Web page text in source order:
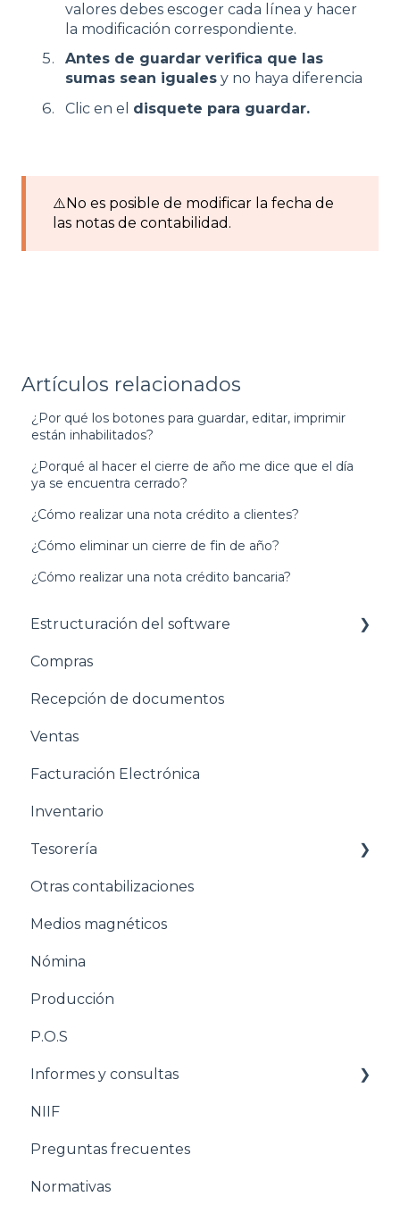
valores debes escoger cada línea y hacer
la modificación correspondiente.
Antes de guardar verifica que las
sumas sean iguales y no haya diferencia
Clic en el disquete para guardar.
⚠️No es posible de modificar la fecha de
las notas de contabilidad.
Artículos relacionados
¿Por qué los botones para guardar, editar, imprimir
están inhabilitados?
¿Porqué al hacer el cierre de año me dice que el día
ya se encuentra cerrado?
¿Cómo realizar una nota crédito a clientes?
¿Cómo eliminar un cierre de fin de año?
¿Cómo realizar una nota crédito bancaria?
Estructuración del software
Pasos para configurar tu empresa
Estructuración General
Estructuración Contabilidad
Estructuración Compras
Estructuración Ventas
Estructuración Inventarios
Estructuración Tesorería
Pasos para configurar la Nómina
Estructuración Nómina
Pasos para configurar Producción
Estructuración Producción
Pasos para configurar POS
Estructuración POS
Estructuración Utilitarios
Compras
Recepción de documentos
Ventas
Facturación Electrónica
Inventario
Tesorería
Conciliacion bancaria
Otras contabilizaciones
Medios magnéticos
Nómina
Producción
P.O.S
Informes y consultas
Nomina
NIIF
Preguntas frecuentes
Normativas